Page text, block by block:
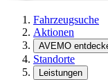
Fahrzeugsuche
Aktionen
AVEMO
Standorte
Leistungen